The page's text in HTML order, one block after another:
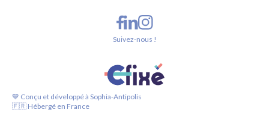
💙 Conçu et développé à Sophia-Antipolis
🇫🇷 Hébergé en France
Suivez-nous !